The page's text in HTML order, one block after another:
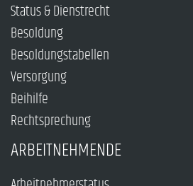
Status & Dienstrecht
Besoldung
Besoldungstabellen
Versorgung
Beihilfe
Rechtsprechung
ARBEITNEHMENDE